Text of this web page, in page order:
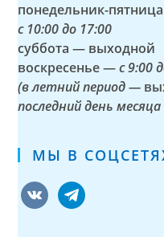
понедельник-
с 10:00 до 17:00
суббота — выходной
воскресенье —с 9:00
(в летний период —
последний день
МЫ В
vkontaktetelegram